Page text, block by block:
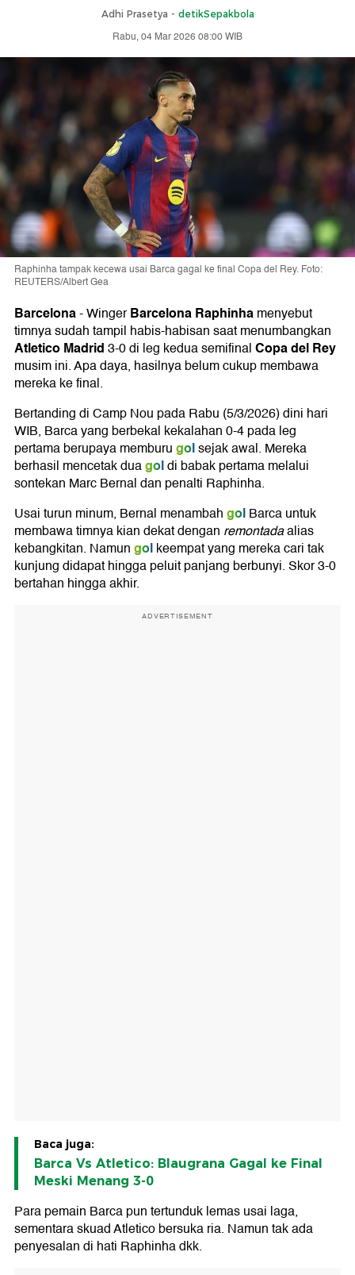
Adhi Prasetya - detikSepakbola
Rabu, 04 Mar 2026 08:00 WIB
Raphinha tampak kecewa usai Barca gagal ke final Copa del Rey. Foto:
REUTERS/Albert Gea
Barcelona-WingerBarcelona Raphinhamenyebut
timnya sudah tampil habis-habisan saat menumbangkan
Atletico Madrid3-0 di leg kedua semifinalCopa del Rey
musim ini. Apa daya, hasilnya belum cukup membawa
mereka ke final.
Bertanding di Camp Nou pada Rabu (5/3/2026) dini hari
WIB, Barca yang berbekal kekalahan 0-4 pada leg
pertama berupaya memburugolsejak awal. Mereka
berhasil mencetak duagoldi babak pertama melalui
sontekan Marc Bernal dan penalti Raphinha.
Usai turun minum, Bernal menambahgolBarca untuk
membawa timnya kian dekat dengan remontadaalias
kebangkitan. Namungolkeempat yang mereka cari tak
kunjung didapat hingga peluit panjang berbunyi. Skor 3-0
bertahan hingga akhir.
ADVERTISEMENT
Baca juga:
Barca Vs Atletico: Blaugrana Gagal ke Final
Meski Menang 3-0
Para pemain Barca pun tertunduk lemas usai laga,
sementara skuad Atletico bersuka ria. Namun tak ada
penyesalan di hati Raphinha dkk.